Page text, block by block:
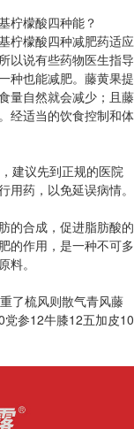
柠檬酸四种能？
柠檬酸四种减肥药适应
以说有些药物医生指导
种也能减肥。藤黄果提
量自然就会减少；且藤
经适当的饮食控制和体
建议先到正规的医院
药，以免延误病情。
的合成，促进脂肪酸的
的作用，是一种不可多
料。
了梳风则散气青风藤
参12牛膝12五加皮10